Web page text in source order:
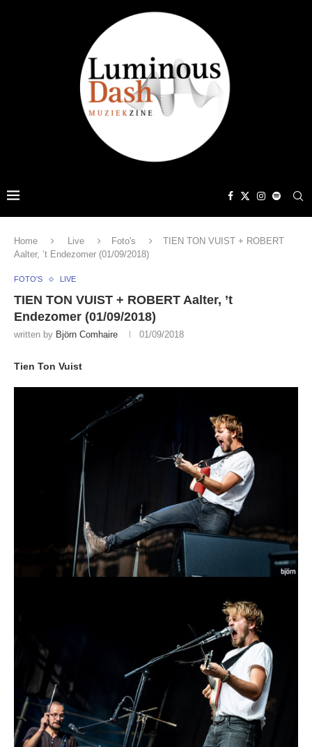
Home Live Foto's
TIEN TON VUIST + ROBERT
Aalter, ’t Endezomer (01/09/2018)
FOTO'S LIVE
TIEN TON VUIST + ROBERT Aalter, ’t
Endezomer (01/09/2018)
written by Björn Comhaire 01/09/2018
Tien Ton Vuist